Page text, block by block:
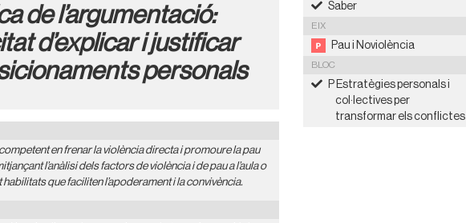
de l’argumentació:
d’explicar i justificar
personals
competent en frenar la violència directa i promoure la pau
l’anàlisi dels factors de violència i de pau a l’aula o
que faciliten l’apoderament i la convivència.
Saber
EIX
Pau i Noviolència
BLOC
P Estratègies personals i
col·lectives per
transformar els conflictes